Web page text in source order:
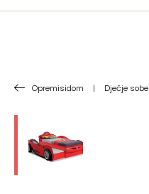
Opremisidom | Dječje sobe